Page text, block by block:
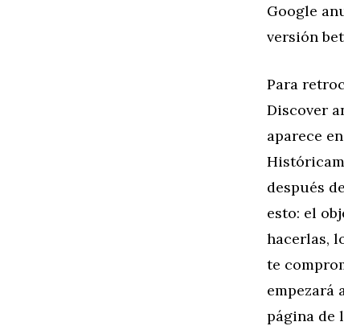
Google
versión
Para
Discover
aparece
después
esto: el
hacerlas,
te
empezará
página de